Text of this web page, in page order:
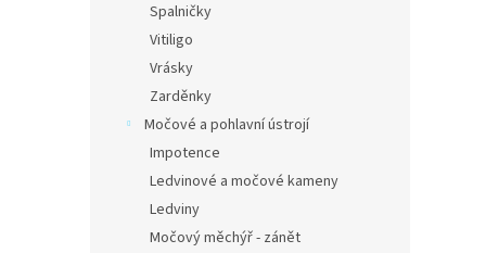
Spalničky
Vitiligo
Vrásky
Zarděnky
Močové a pohlavní ústrojí
Impotence
Ledvinové a močové kameny
Ledviny
Močový měchýř - zánět